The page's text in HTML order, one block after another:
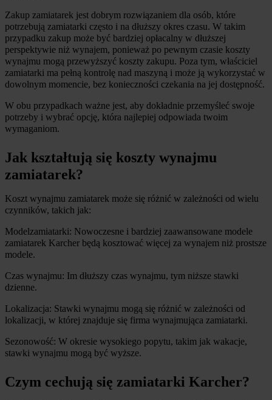
Zakup zamiatarek jest dobrym rozwiązaniem dla osób, które
potrzebują zamiatarki często i na dłuższy okres czasu. W takim
przypadku zakup może być bardziej opłacalny w dłuższej
perspektywie niż wynajem, ponieważ po pewnym czasie koszty
wynajmu mogą przewyższyć koszty zakupu. Poza tym, właściciel
zamiatarki ma pełną kontrolę nad maszyną i może ją wykorzystać w
dowolnym momencie, bez konieczności czekania na jej dostępność.
W obu przypadkach ważne jest, aby dokładnie przemyśleć swoje
potrzeby i wybrać opcję, która najlepiej odpowiada twoim
wymaganiom.
Jak kształtują się koszty wynajmu
zamiatarek?
Koszt wynajmu zamiatarek może się różnić w zależności od wielu
czynników, takich jak:
Modelzamiatarki: Nowoczesne i bardziej zaawansowane modele
zamiatarek Karcher będą kosztować więcej za wynajem niż prostsze
modele.
Czas wynajmu: Im dłuższy czas wynajmu, tym niższe stawki
dzienne.
Lokalizacja: Stawki wynajmu mogą się różnić w zależności od
lokalizacji, w której znajduje się firma wynajmująca zamiatarki.
Sezonowość: W okresie wysokiego popytu, takim jak wakacje,
stawki wynajmu mogą być wyższe.
Czym cechują się zamiatarki Karcher?